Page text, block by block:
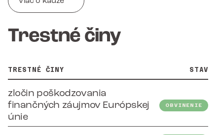
Trestné činy
TRESTNÉ ČINY STAV
zločin poškodzovania
finančných záujmov Európskej
únie
OBVINENIE